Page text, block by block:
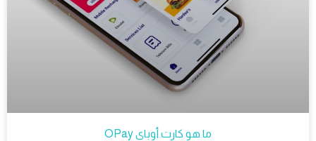
ما هو كارت أوباي OPay